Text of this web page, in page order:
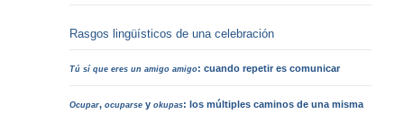
Rasgos lingüísticos de una celebración
Tú sí que eres un amigo amigo: cuando repetir es comunicar
Ocupar,ocuparse yokupas: los múltiples caminos de una misma